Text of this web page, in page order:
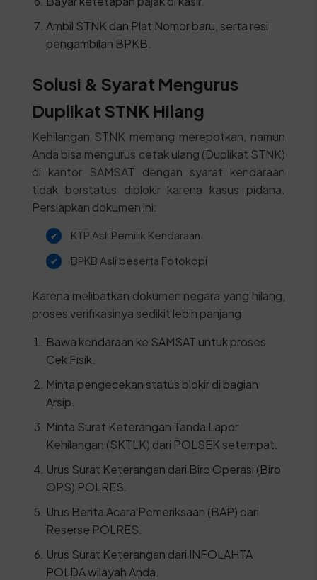
Ambil STNK dan Plat Nomor baru, serta resi
pengambilan BPKB.
Solusi & Syarat Mengurus
Duplikat STNK Hilang
Kehilangan STNK memang merepotkan, namun
Anda bisa mengurus cetak ulang (Duplikat STNK)
di kantor SAMSAT dengan syarat kendaraan
tidak berstatus diblokir karena kasus pidana.
Persiapkan dokumen ini:
KTP Asli Pemilik Kendaraan
BPKB Asli beserta Fotokopi
Karena melibatkan dokumen negara yang hilang,
proses verifikasinya sedikit lebih panjang:
Bawa kendaraan ke SAMSAT untuk proses
Cek Fisik.
Minta pengecekan status blokir di bagian
Arsip.
Minta Surat Keterangan Tanda Lapor
Kehilangan (SKTLK) dari POLSEK setempat.
Urus Surat Keterangan dari Biro Operasi (Biro
OPS) POLRES.
Urus Berita Acara Pemeriksaan (BAP) dari
Reserse POLRES.
Urus Surat Keterangan dari INFOLAHTA
POLDA wilayah Anda.